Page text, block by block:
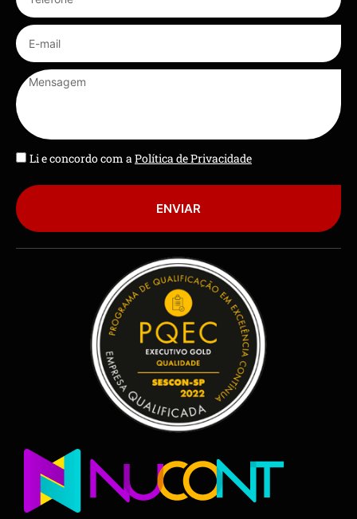
Li e concordo com aPolítica de Privacidade
ENVIAR